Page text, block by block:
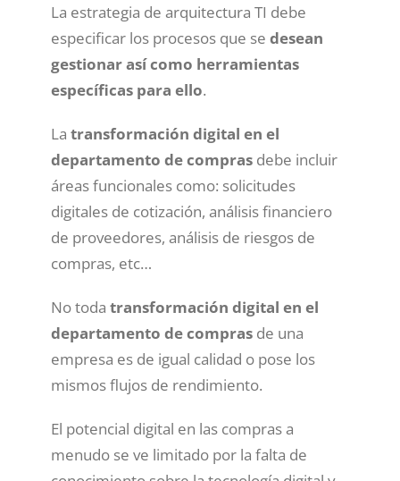
La estrategia de arquitectura TI debe
especificar los procesos que se desean
gestionar así como herramientas
específicas para ello.
La transformación digital en el
departamento de comprasdebe incluir
áreas funcionales como: solicitudes
digitales de cotización, análisis financiero
de proveedores, análisis de riesgos de
compras, etc…
No toda transformación digital en el
departamento de comprasde una
empresa es de igual calidad o pose los
mismos flujos de rendimiento.
El potencial digital en las compras a
menudo se ve limitado por la falta de